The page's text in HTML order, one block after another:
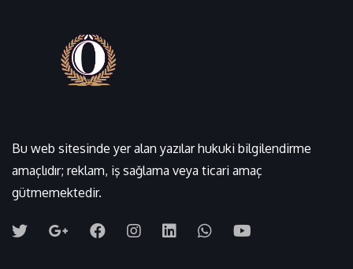
Bu web sitesinde yer alan yazılar hukuki bilgilendirme
amaçlıdır; reklam, iş sağlama veya ticari amaç
gütmemektedir.